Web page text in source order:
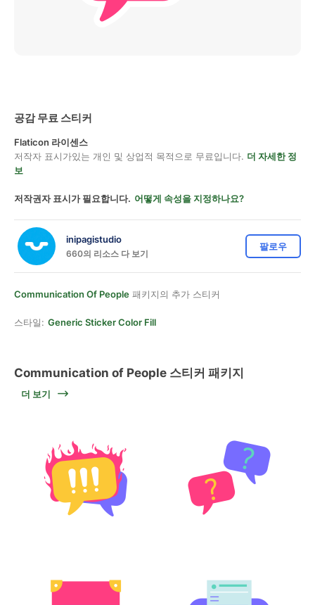
공감 무료 스티커
Flaticon 라이센스
저작자 표시가있는 개인 및 상업적 목적으로 무료입니다. 더 자세한 정
보
저작권자 표시가 필요합니다. 어떻게 속성을 지정하나요?
inipagistudio
660의 리소스 다 보기
팔로우
Communication Of People 패키지의 추가 스티커
스타일: Generic Sticker Color Fill
Communication of People 스티커 패키지
더 보기